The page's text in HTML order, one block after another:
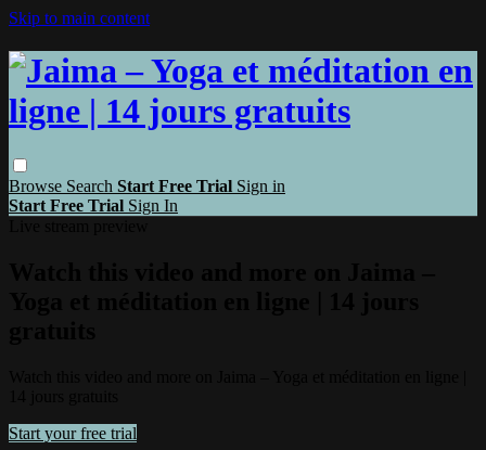
Skip to main content
Browse Search Start Free Trial Sign in
Start Free Trial Sign In
Start your free trial